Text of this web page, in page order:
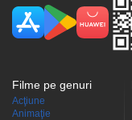
Filme pe genuri
Acţiune
Animaţie